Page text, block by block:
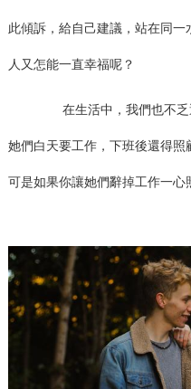
此傾訴，給自己建議，站在同
人又怎能一直幸福呢？
在生活中，我們也不乏
她們白天要工作，下班後還得照
可是如果你讓她們辭掉工作一心